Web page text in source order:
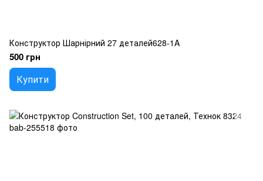
Конструктор Шарнірний 27 деталей628-1A
500 грн
Купити